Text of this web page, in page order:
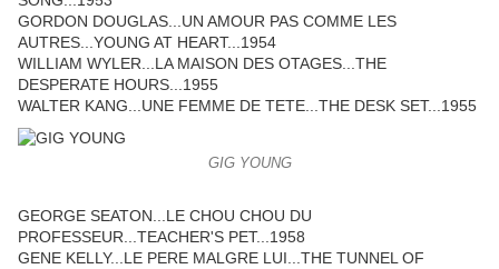
GORDON DOUGLAS...UN AMOUR PAS COMME LES
AUTRES...YOUNG AT HEART...1954
WILLIAM WYLER...LA MAISON DES OTAGES...THE
DESPERATE HOURS...1955
WALTER KANG...UNE FEMME DE TETE...THE DESK SET...1955
GIG YOUNG
GEORGE SEATON...LE CHOU CHOU DU
PROFESSEUR...TEACHER'S PET...1958
GENE KELLY...LE PERE MALGRE LUI...THE TUNNEL OF